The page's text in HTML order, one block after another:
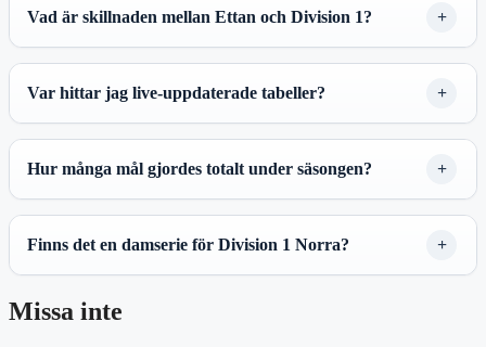
Vad är skillnaden mellan Ettan och Division 1?
Var hittar jag live-uppdaterade tabeller?
Hur många mål gjordes totalt under säsongen?
Finns det en damserie för Division 1 Norra?
Missa inte